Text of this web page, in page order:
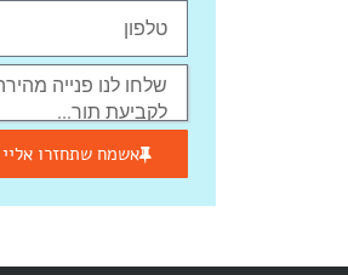
אשמח שתחזרו אליי